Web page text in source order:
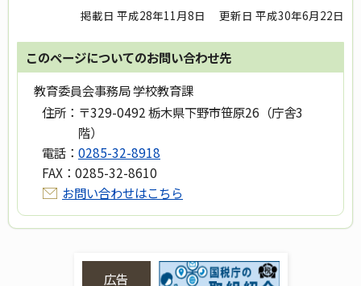
掲載日 平成28年11月8日 更新日 平成30年6月22日
このページについてのお問い合わせ先
教育委員会事務局 学校教育課
住所： 〒329-0492 栃木県下野市笹原26（庁舎3
階）
電話： 0285-32-8918
FAX： 0285-32-8610
お問い合わせはこちら
広告